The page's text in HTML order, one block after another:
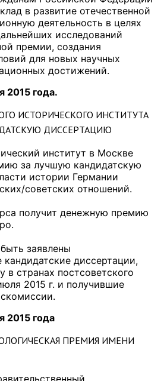
в развитие отечественной
деятельность в целях
исследований
премии, создания
для новых научных
достижений.
2015 года.
ИСТОРИЧЕСКОГО ИНСТИТУТА
ДИССЕРТАЦИЮ
институт в Москве
за лучшую кандидатскую
истории Германии
советских отношений.
получит денежную премию
заявлены
кандидатские диссертации,
странах постсоветского
2015 г. и получившие
2015 года
ПРЕМИЯ ИМЕНИ